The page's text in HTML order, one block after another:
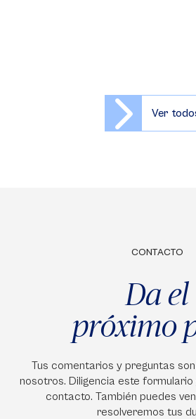
Ver
CONTACTO
Da el
próximo
Tus comentarios y preguntas
nosotros. Diligencia este
contacto. También puedes
resolveremos tus